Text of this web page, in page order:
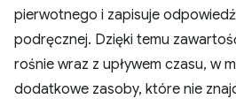
pierwotnego i zapisuje
podręcznej. Dzięki temu
rośnie wraz z upływem czasu, w
dodatkowe zasoby, które nie